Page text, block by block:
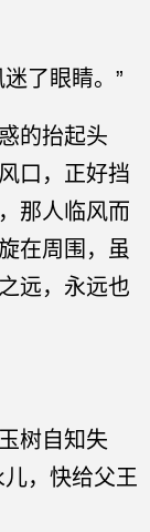
了眼睛。”
的抬起头
口，正好挡
那人临风而
在周围，虽
远，永远也
树自知失
，快给父王